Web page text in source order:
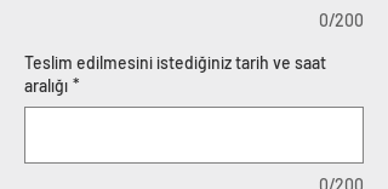
0/200
Teslim edilmesini istediğiniz tarih ve saat
aralığı *
0/200